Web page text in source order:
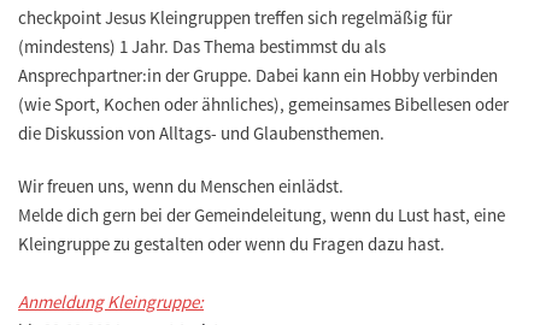
checkpoint Jesus Kleingruppen treffen sich regelmäßig für
(mindestens) 1 Jahr. Das Thema bestimmst du als
Ansprechpartner:in der Gruppe. Dabei kann ein Hobby verbinden
(wie Sport, Kochen oder ähnliches), gemeinsames Bibellesen oder
die Diskussion von Alltags- und Glaubensthemen.
Wir freuen uns, wenn du Menschen einlädst.
Melde dich gern bei der Gemeindeleitung, wenn du Lust hast, eine
Kleingruppe zu gestalten oder wenn du Fragen dazu hast.
Anmeldung Kleingruppe: